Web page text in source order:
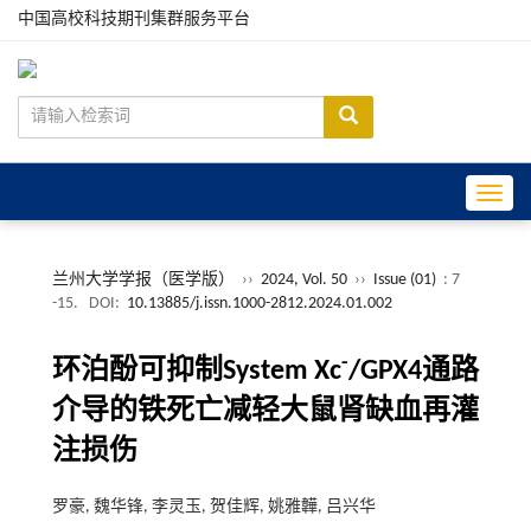
中国高校科技期刊集群服务平台
兰州大学学报（医学版） ›› 2024, Vol. 50 ›› Issue (01) : 7
-15.
DOI: 10.13885/j.issn.1000-2812.2024.01.002
环泊酚可抑制System Xc-/GPX4通路
介导的铁死亡减轻大鼠肾缺血再灌
注损伤
罗豪, 魏华锋, 李灵玉, 贺佳辉, 姚雅韡, 吕兴华